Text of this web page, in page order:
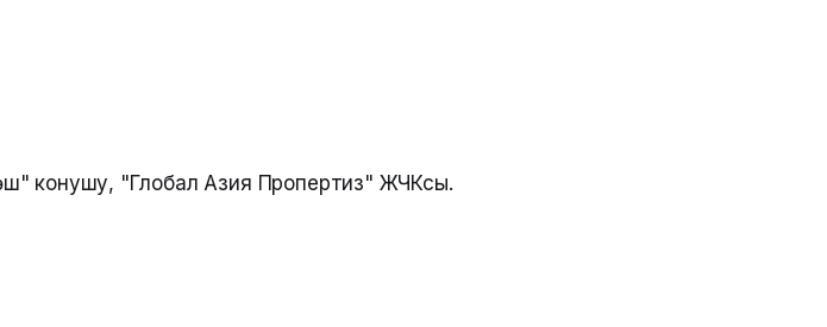
конушу, "Глобал Азия Пропертиз" ЖЧКсы.